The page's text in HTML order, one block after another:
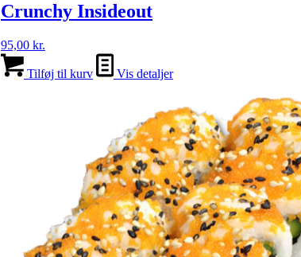
Crunchy Insideout
95,00 kr.
Tilføj til kurv Vis detaljer